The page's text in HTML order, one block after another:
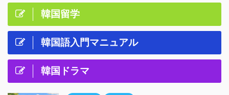
韓国留学
韓国語入門マニュアル
韓国ドラマ